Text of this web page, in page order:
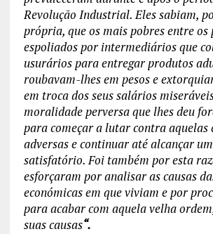
Revolução Industrial. Eles sabiam,
própria, que os mais pobres entre os
espoliados por intermediários que
usurários para entregar produtos
roubavam-lhes em pesos e
em troca dos seus salários
moralidade perversa que lhes deu
para começar a lutar contra aquelas
adversas e continuar até alcançar
satisfatório. Foi também por esta
esforçaram por analisar as causas
económicas em que viviam e por
para acabar com aquela velha
suas causas“.